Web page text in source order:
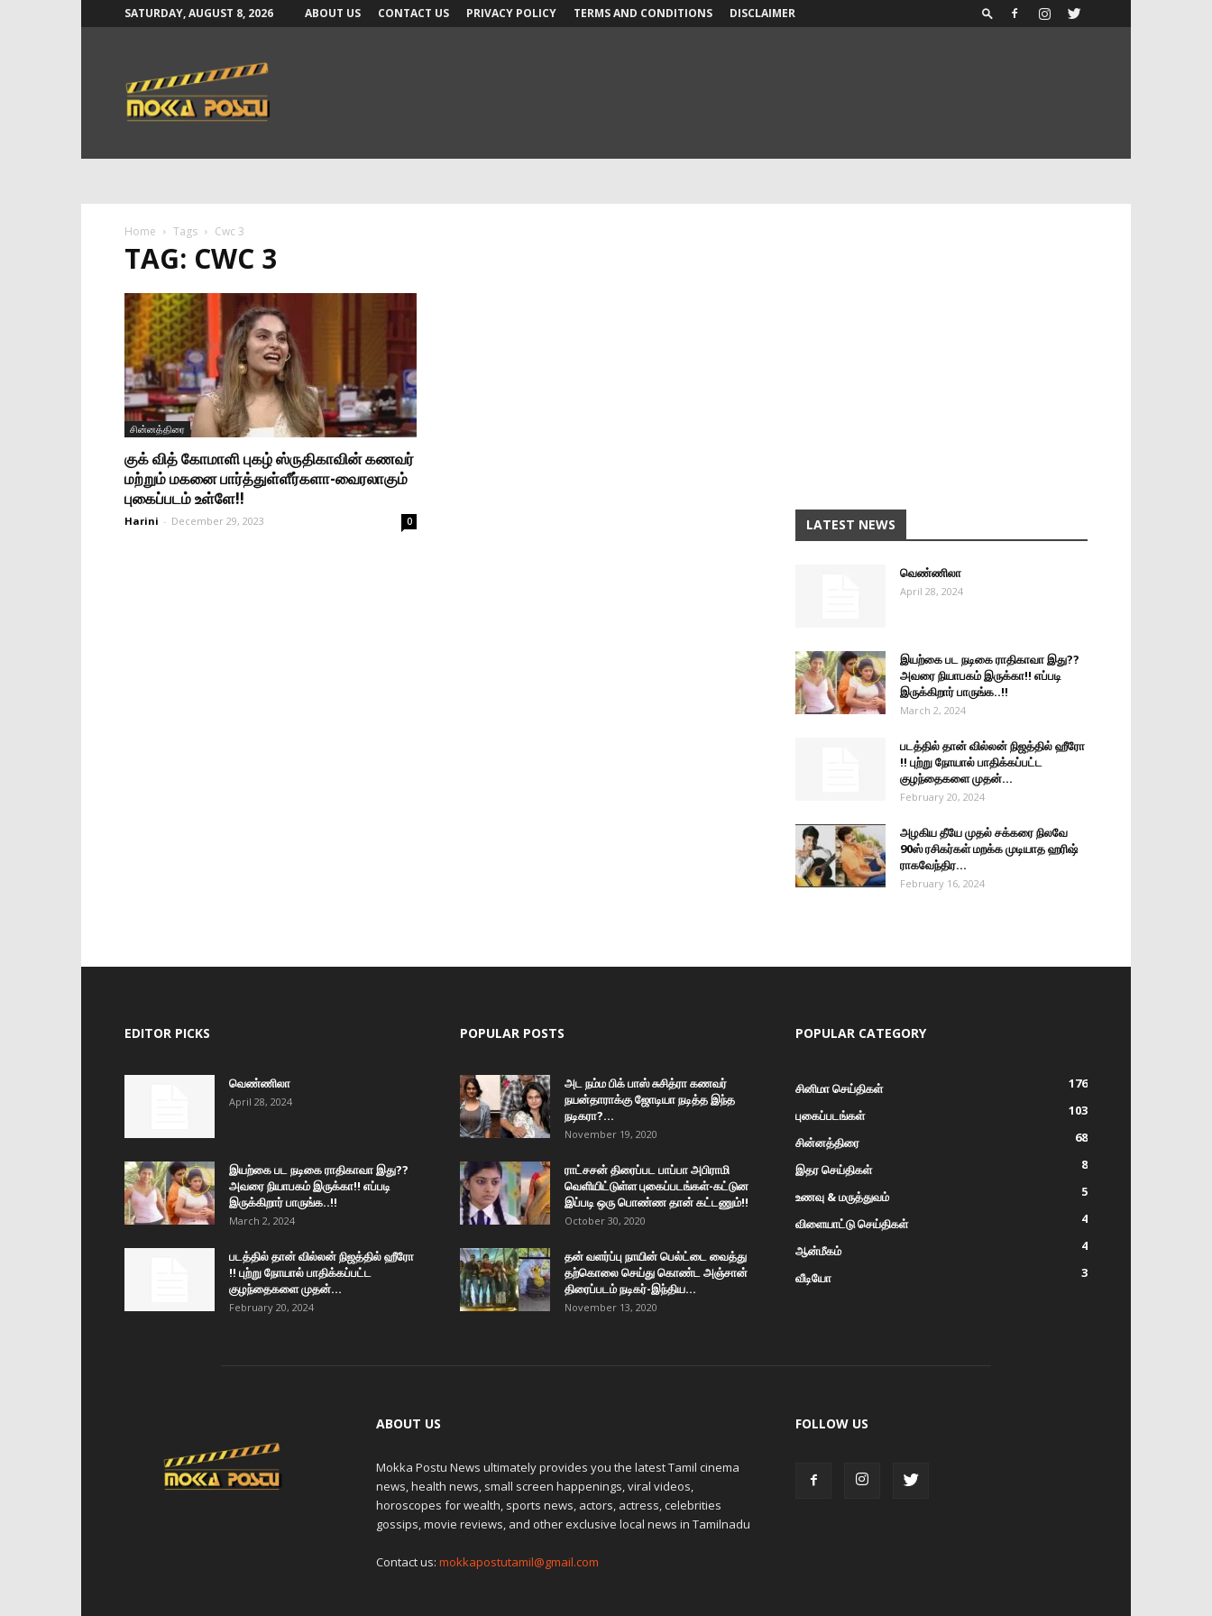
SATURDAY, AUGUST 8, 2026 ABOUT US CONTACT US PRIVACY POLICY TERMS AND CONDITIONS DISCLAIMER
Postu
News
Home Tags Cwc 3
TAG: CWC 3
சின்னத்திரை
குக் வித் கோமாளி புகழ் ஸ்ருதிகாவின் கணவர்
மற்றும் மகனை பார்த்துள்ளீர்களா-வைரலாகும்
புகைப்படம் உள்ளே!!
Harini - December 29, 2023 0 LATEST NEWS
வெண்ணிலா
April 28, 2024
இயற்கை பட நடிகை ராதிகாவா இது??
அவரை நியாபகம் இருக்கா!! எப்படி
இருக்கிறார் பாருங்க..!!
March 2, 2024
படத்தில் தான் வில்லன் நிஜத்தில் ஹீரோ
!! புற்று நோயால் பாதிக்கப்பட்ட
குழந்தைகளை முதன்...
February 20, 2024
அழகிய தீயே முதல் சக்கரை நிலவே
90ஸ் ரசிகர்கள் மறக்க முடியாத ஹரிஷ்
ராகவேந்திர...
February 16, 2024
EDITOR PICKS
வெண்ணிலா
April 28, 2024
இயற்கை பட நடிகை ராதிகாவா இது??
அவரை நியாபகம் இருக்கா!! எப்படி
இருக்கிறார் பாருங்க..!!
March 2, 2024
படத்தில் தான் வில்லன் நிஜத்தில் ஹீரோ
!! புற்று நோயால் பாதிக்கப்பட்ட
குழந்தைகளை முதன்...
February 20, 2024
POPULAR POSTS
அட நம்ம பிக் பாஸ் சுசித்ரா கணவர்
நயன்தாராக்கு ஜோடியா நடித்த இந்த
நடிகரா?...
November 19, 2020
ராட்சசன் திரைப்பட பாப்பா அபிராமி
வெளியிட்டுள்ள புகைப்படங்கள்-கட்டுன
இப்படி ஒரு பொண்ண தான் கட்டணும்!!
October 30, 2020
தன் வளர்ப்பு நாயின் பெல்ட்டை வைத்து
தற்கொலை செய்து கொண்ட அஞ்சான்
திரைப்படம் நடிகர்-இந்திய...
November 13, 2020
POPULAR CATEGORY
சினிமா செய்திகள்
176
புகைப்படங்கள்
103
சின்னத்திரை
68
இதர செய்திகள்
8
உணவு & மருத்துவம்
5
விளையாட்டு செய்திகள்
4
ஆன்மீகம்
4
வீடியோ
3
ABOUT US
Mokka Postu News ultimately provides you the latest Tamil cinema
news, health news, small screen happenings, viral videos,
horoscopes for wealth, sports news, actors, actress, celebrities
gossips, movie reviews, and other exclusive local news in Tamilnadu
Contact us: mokkapostutamil@gmail.com
FOLLOW US